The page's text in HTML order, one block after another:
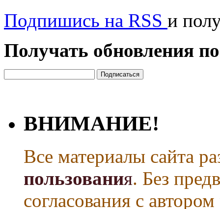
Подпишись на RSS и
Получать обновления
ВНИМАНИЕ!
Все материалы сайта
пользования. Без
согласования с